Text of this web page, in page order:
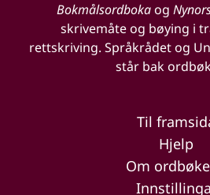
Bokmålsordbokaog
skrivemåte og bøying i
rettskriving. Språkrådet og
står bak
Til
Hjelp
Om